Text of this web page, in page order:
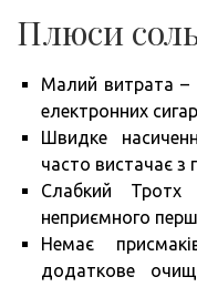
Плюси
Малий витрата –
електронних
Швидке
часто вистачає з
Слабкий
неприємного
Немає
додаткове